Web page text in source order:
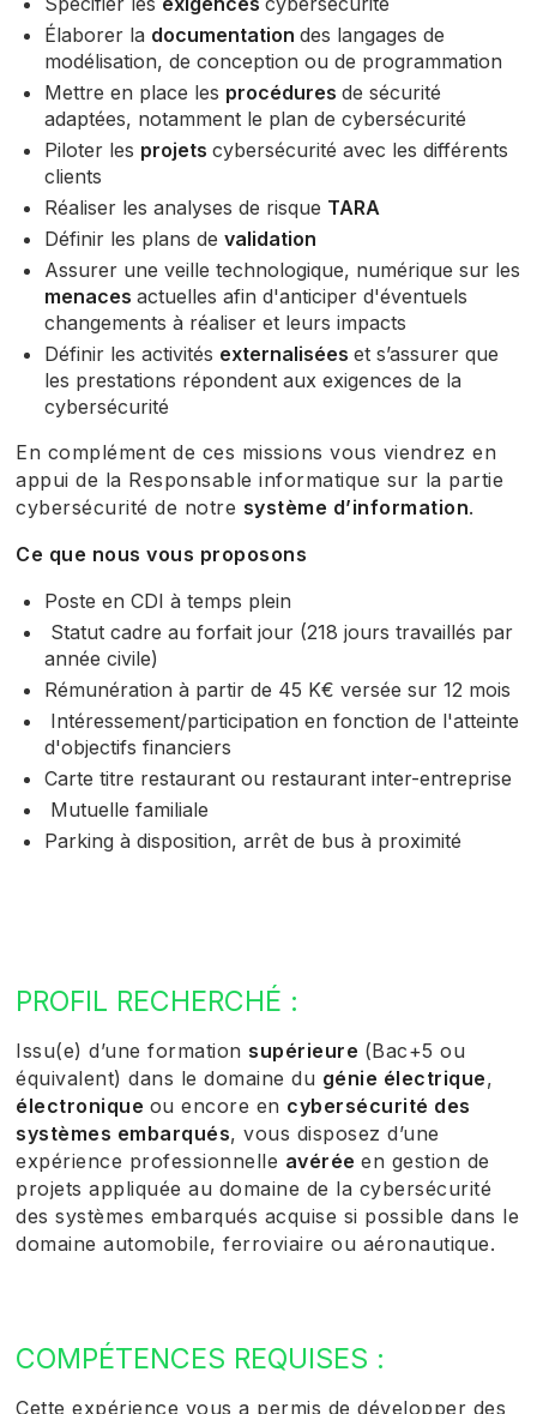
Élaborer la documentationdes langages de
modélisation, de conception ou de programmation
Mettre en place les procéduresde sécurité
adaptées, notamment le plan de cybersécurité
Piloter les projetscybersécurité avec les différents
clients
Réaliser les analyses de risque TARA
Définir les plans devalidation
Assurer une veille technologique, numérique sur les
menacesactuelles afin d'anticiper d'éventuels
changements à réaliser et leurs impacts
Définir les activités externaliséeset s’assurer que
les prestations répondent aux exigences de la
cybersécurité
En complément de ces missions vous viendrez en
appui de la Responsable informatique sur la partie
cybersécurité de notre système d’information.
Ce que nous vous proposons
Poste en CDI à temps plein
Statut cadre au forfait jour (218 jours travaillés par
année civile)
Rémunération à partir de 45 K€ versée sur 12 mois
Intéressement/participation en fonction de l'atteinte
d'objectifs financiers
Carte titre restaurant ou restaurant inter-entreprise
Mutuelle familiale
Parking à disposition, arrêt de bus à proximité
PROFIL RECHERCHÉ :
Issu(e) d’une formation supérieure (Bac+5 ou
équivalent) dans le domaine du génie électrique,
électronique ou encore en cybersécurité des
systèmes embarqués, vous disposez d’une
expérience professionnelle avéréeen gestion de
projets appliquée au domaine de la cybersécurité
des systèmes embarqués acquise si possible dans le
domaine automobile, ferroviaire ou aéronautique.
COMPÉTENCES REQUISES :
Cette expérience vous a permis de développer des